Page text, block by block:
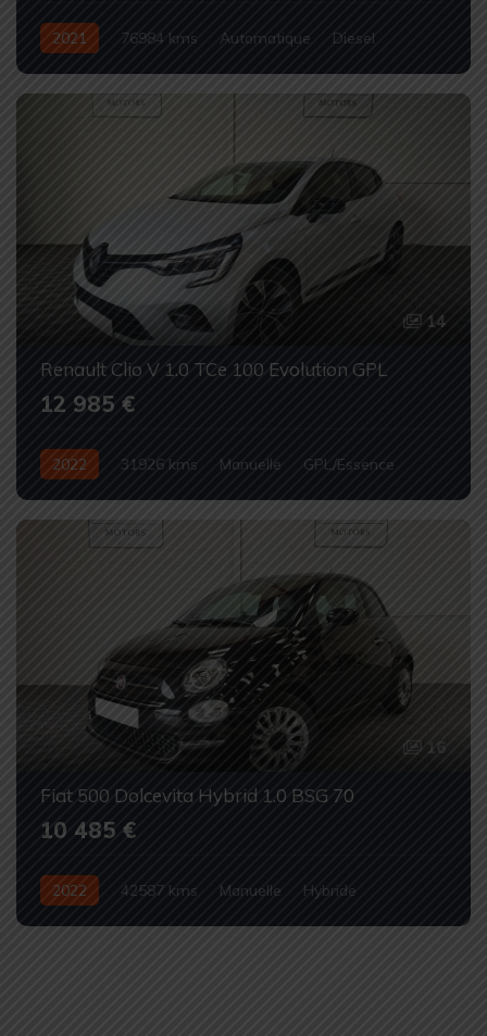
2021 76984 kms Automatique
Diesel
14
Renault Clio V 1.0 TCe 100 Evolution GPL
12 985 €
2022 31926 kms Manuelle
GPL/Essence
16
Fiat 500 Dolcevita Hybrid 1.0 BSG 70
10 485 €
2022 42587 kms Manuelle
Hybride